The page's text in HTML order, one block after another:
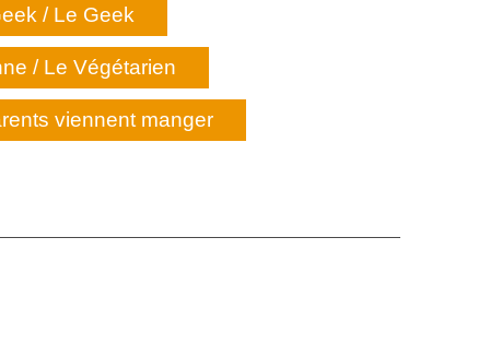
/ Le Geek
/ Le Végétarien
viennent manger